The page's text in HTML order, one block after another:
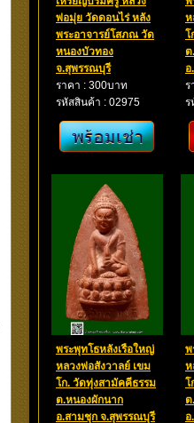
พ่อมุ่ย วัดดอนไร่ หลัง
พระอาจารย์โสภณ วัด
หนองบัวทอง
จ.สุพรรณบุรี
ราคา : 300บาท
รหัสสินค้า : 02975
ห
โ
ต
ร
ร
พระพุทโธหลังเรือใหญ่
หลวงพ่อสังวาลย์ เขม
โก. วัดทุ่งสามัคคีธรรม
ต.หนองผักนาก
อ.สามชุก จ.สุพรรณบุรี
พ
ห
โ
ต